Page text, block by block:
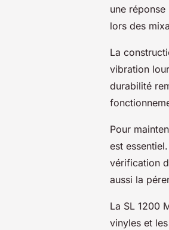
une
lors des
La
vibration
durabilité
Pour
est
vérification
aussi la
La SL 1200
vinyles et